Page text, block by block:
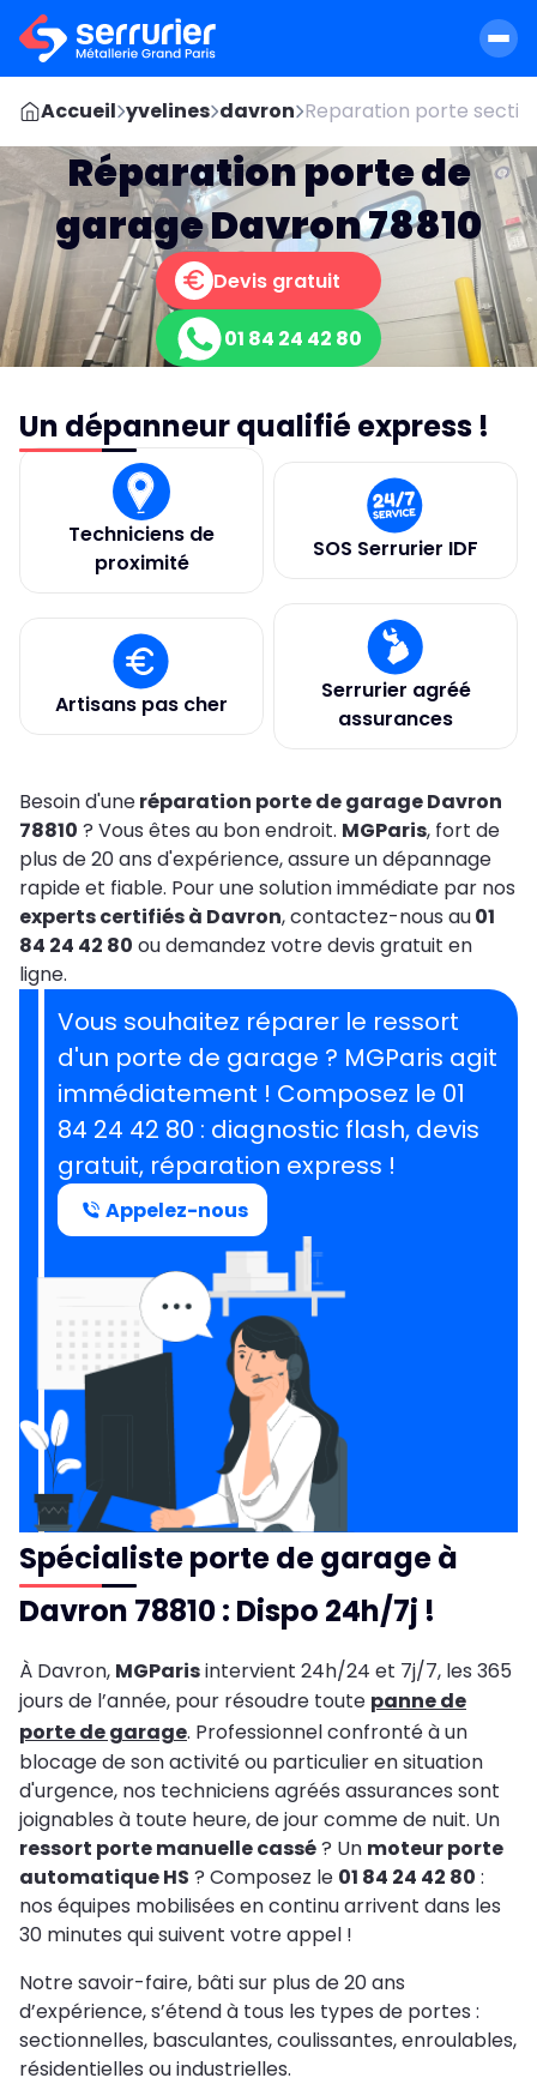
Accueil yvelines davron Reparation porte
Réparation porte de
garage Davron 78810
Devis gratuit
01 84 24 42 80
Un dépanneur qualifié express !
Techniciens de
proximité
SOS Serrurier IDF
Artisans pas cher
Serrurier agréé
assurances
Besoin d'uneréparation porte de garage Davron
78810 ? Vous êtes au bon endroit. MGParis, fort de
plus de 20 ans d'expérience, assure un dépannage
rapide et fiable. Pour une solution immédiate par nos
experts certifiés à Davron, contactez-nous au01
84 24 42 80 ou demandez votre devis gratuit en
ligne.
Vous souhaitez réparer le ressort
d'un porte de garage ? MGParis agit
immédiatement ! Composez le 01
84 24 42 80 : diagnostic flash, devis
gratuit, réparation express !
Appelez-nous
Spécialiste porte de garage à
Davron 78810 : Dispo 24h/7j !
À Davron, MGParisintervient 24h/24 et 7j/7, les 365
jours de l’année, pour résoudre toute panne de
porte de garage. Professionnel confronté à un
blocage de son activité ou particulier en situation
d'urgence, nos techniciens agréés assurances sont
joignables à toute heure, de jour comme de nuit. Un
ressort porte manuelle cassé? Un moteur porte
automatique HS ? Composez le 01 84 24 42 80 :
nos équipes mobilisées en continu arrivent dans les
30 minutes qui suivent votre appel !
Notre savoir-faire, bâti sur plus de 20 ans
d’expérience, s’étend à tous les types de portes :
sectionnelles, basculantes, coulissantes, enroulables,
résidentielles ou industrielles.